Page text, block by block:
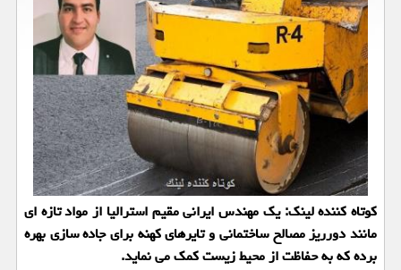
كوتاه كننده لینك: یك مهندس ایرانی مقیم استرالیا از مواد تازه ای
مانند دورریز مصالح ساختمانی و تایرهای كهنه برای جاده سازی بهره
برده كه به حفاظت از محیط زیست كمك می نماید.